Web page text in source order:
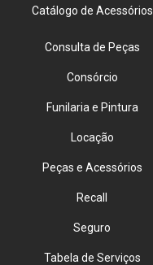
Catálogo de Acessórios
Consulta de Peças
Consórcio
Funilaria e Pintura
Locação
Peças e Acessórios
Recall
Seguro
Tabela de Serviços